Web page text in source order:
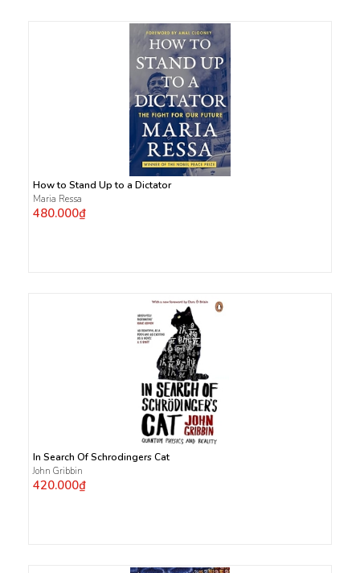
How to Stand Up to a Dictator
Maria Ressa
480.000₫
In Search Of Schrodingers Cat
John Gribbin
420.000₫